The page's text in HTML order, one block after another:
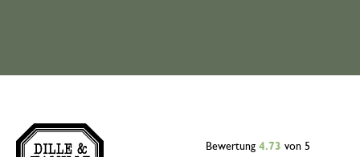
Bewertung 4.73 von 5